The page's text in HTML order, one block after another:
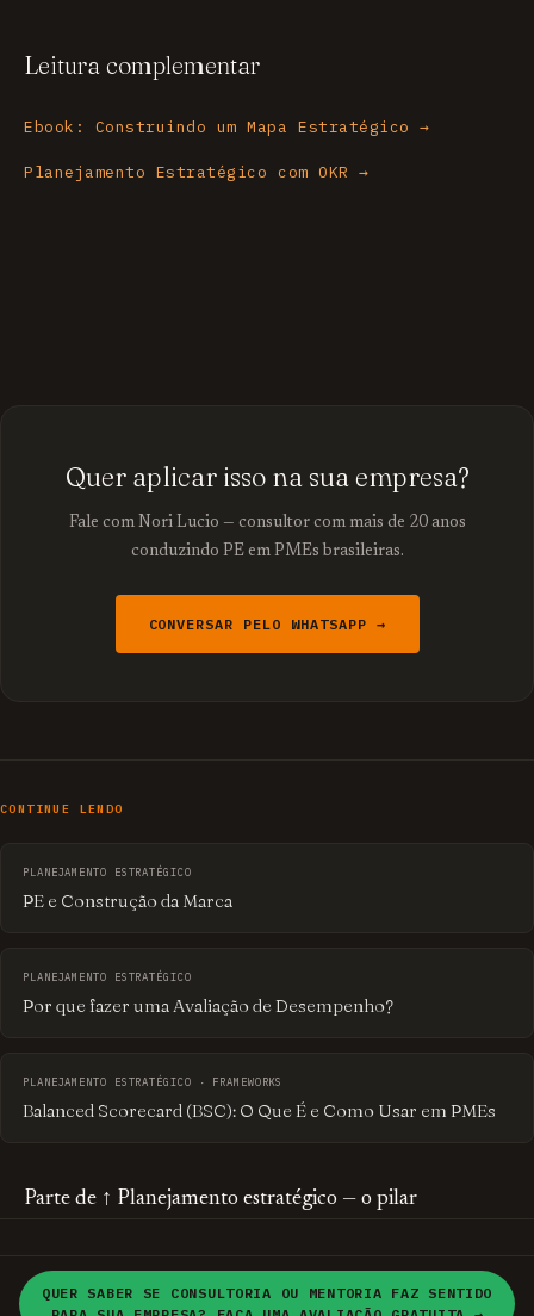
Leitura complementar
Ebook: Construindo um Mapa Estratégico →
Planejamento Estratégico com OKR →
Quer aplicar isso na sua empresa?
Fale com Nori Lucio — consultor com mais de 20 anos
conduzindo PE em PMEs brasileiras.
CONVERSAR PELO WHATSAPP →
CONTINUE LENDO
PLANEJAMENTO ESTRATÉGICO
PE e Construção da Marca
PLANEJAMENTO ESTRATÉGICO
Por que fazer uma Avaliação de Desempenho?
PLANEJAMENTO ESTRATÉGICO · FRAMEWORKS
Balanced Scorecard (BSC): O Que É e Como Usar em PMEs
Parte de ↑ Planejamento estratégico — o pilar
© 2026 brandME · Consultoria em
PLANEJAMENTO
QUER SABER SE CONSULTORIA OU MENTORIA FAZ SENTIDO